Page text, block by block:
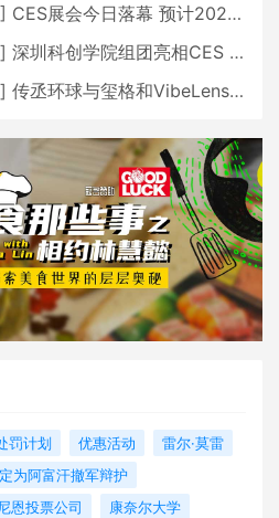
] CES展会今日落幕 预计2026行业收入将超五千亿美元
] 深圳科创学院组团亮相CES 广受好评
] 传丞环球与玺格和VibeLens共同推出全新耳机
罚计划 优惠活动
雷尔·莫雷
为阿富汗撤军辩护
恩投票公司
康奈尔大学